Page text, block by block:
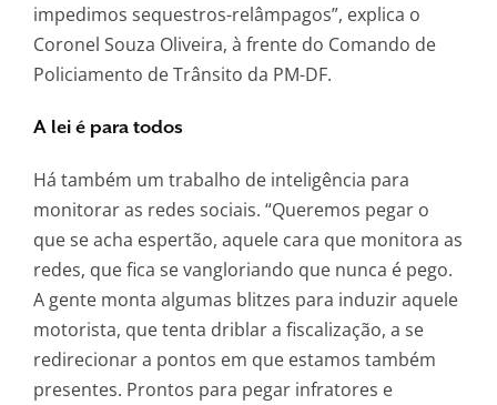
impedimos sequestros-relâmpagos”, explica o
Coronel Souza Oliveira, à frente do Comando de
Policiamento de Trânsito da PM-DF.
A lei é para todos
Há também um trabalho de inteligência para
monitorar as redes sociais. “Queremos pegar o
que se acha espertão, aquele cara que monitora as
redes, que fica se vangloriando que nunca é pego.
A gente monta algumas blitzes para induzir aquele
motorista, que tenta driblar a fiscalização, a se
redirecionar a pontos em que estamos também
presentes. Prontos para pegar infratores e